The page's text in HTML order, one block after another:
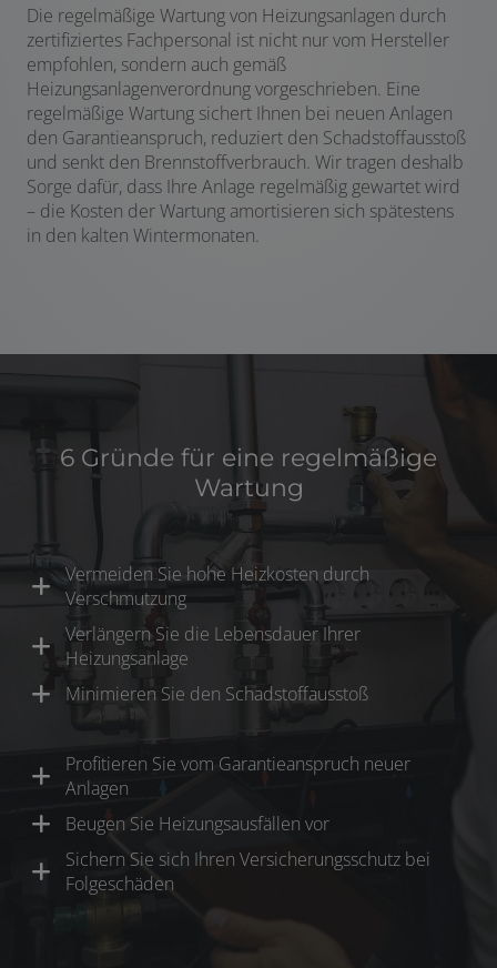
Die regelmäßige Wartung von Heizungsanlagen durch
zertifiziertes Fachpersonal ist nicht nur vom Hersteller
empfohlen, sondern auch gemäß
Heizungsanlagenverordnung vorgeschrieben. Eine
regelmäßige Wartung sichert Ihnen bei neuen Anlagen
den Garantieanspruch, reduziert den Schadstoffausstoß
und senkt den Brennstoffverbrauch. Wir tragen deshalb
Sorge dafür, dass Ihre Anlage regelmäßig gewartet wird
– die Kosten der Wartung amortisieren sich spätestens
in den kalten Wintermonaten.
6 Gründe für eine regelmäßige
Wartung
Vermeiden Sie hohe Heizkosten durch
Verschmutzung
Verlängern Sie die Lebensdauer Ihrer
Heizungsanlage
Minimieren Sie den Schadstoffausstoß
Profitieren Sie vom Garantieanspruch neuer
Anlagen
Beugen Sie Heizungsausfällen vor
Sichern Sie sich Ihren Versicherungsschutz bei
Folgeschäden